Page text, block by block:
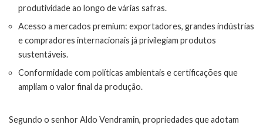
produtividade ao longo de várias safras.
Acesso a mercados premium: exportadores, grandes indústrias
e compradores internacionais já privilegiam produtos
sustentáveis.
Conformidade com políticas ambientais e certificações que
ampliam o valor final da produção.
Segundo o senhor Aldo Vendramin, propriedades que adotam